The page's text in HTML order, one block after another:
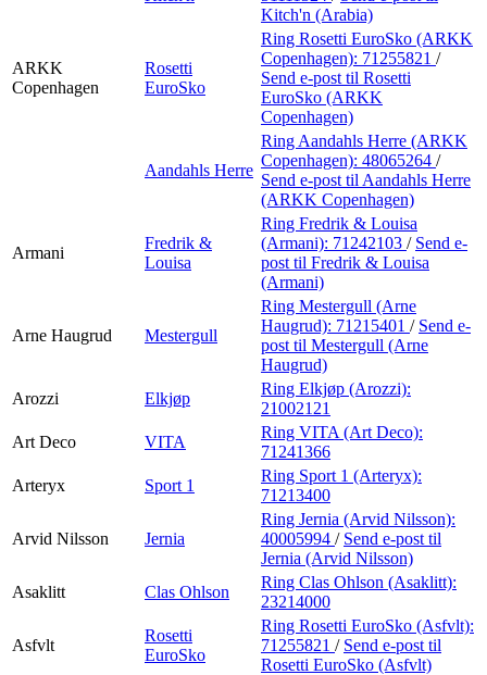
Kitch'n (Arabia)
ARKK
Copenhagen
Rosetti
EuroSko
Ring Rosetti EuroSko (ARKK
Copenhagen): 71255821 /
Send e-post til Rosetti
EuroSko (ARKK
Copenhagen)
Aandahls Herre
Ring Aandahls Herre (ARKK
Copenhagen): 48065264 /
Send e-post til Aandahls Herre
(ARKK Copenhagen)
Armani
Fredrik &
Louisa
Ring Fredrik & Louisa
(Armani): 71242103 / Send e-
post til Fredrik & Louisa
(Armani)
Arne Haugrud Mestergull
Ring Mestergull (Arne
Haugrud): 71215401 / Send e-
post til Mestergull (Arne
Haugrud)
Arozzi
Elkjøp
Ring Elkjøp (Arozzi):
21002121
Art Deco
VITA
Ring VITA (Art Deco):
71241366
Arteryx
Sport 1
Ring Sport 1 (Arteryx):
71213400
Arvid Nilsson Jernia
Ring Jernia (Arvid Nilsson):
40005994 / Send e-post til
Jernia (Arvid Nilsson)
Asaklitt
Clas Ohlson
Ring Clas Ohlson (Asaklitt):
23214000
Asfvlt
Rosetti
EuroSko
Ring Rosetti EuroSko (Asfvlt):
71255821 / Send e-post til
Rosetti EuroSko (Asfvlt)